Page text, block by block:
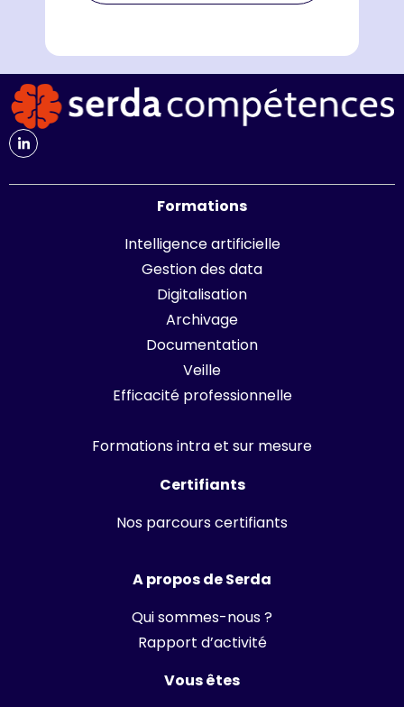
Formations
Intelligence artificielle
Gestion des data
Digitalisation
Archivage
Documentation
Veille
Efficacité professionnelle
Formations intra et sur mesure
Certifiants
Nos parcours certifiants
A propos de Serda
Qui sommes-nous ?
Rapport d’activité
Vous êtes